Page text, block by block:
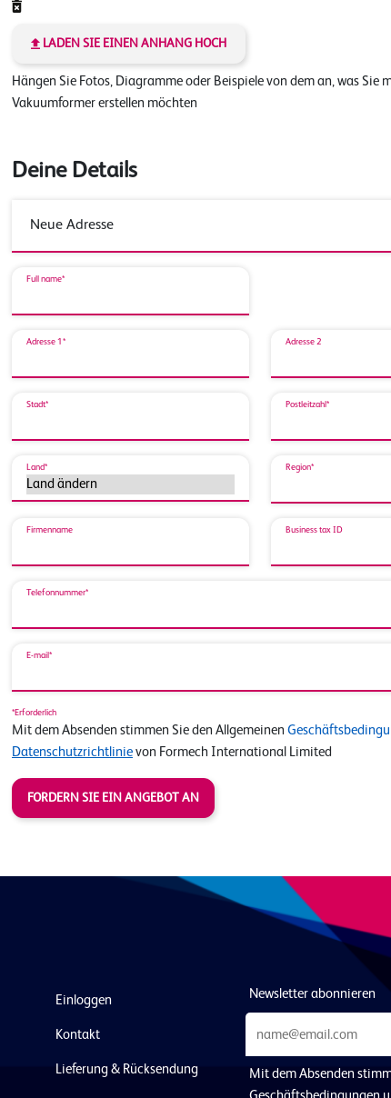
LADEN SIE EINEN ANHANG HOCH
Hängen Sie Fotos, Diagramme oder Beispiele von dem an, was Sie
Vakuumformer erstellen möchten
Deine Details
Full name*
Adresse 1* Adresse 2
Stadt* Postleitzahl*
Land* Region*
Firmenname Business tax ID
Telefonnummer*
E-mail*
*Erforderlich
Mit dem Absenden stimmen Sie den Allgemeinen
Datenschutzrichtlinie von Formech International Limited
FORDERN SIE EIN ANGEBOT AN
Einloggen
Kontakt
Lieferung & Rücksendung
Newsletter abonnieren
Mit dem Absenden